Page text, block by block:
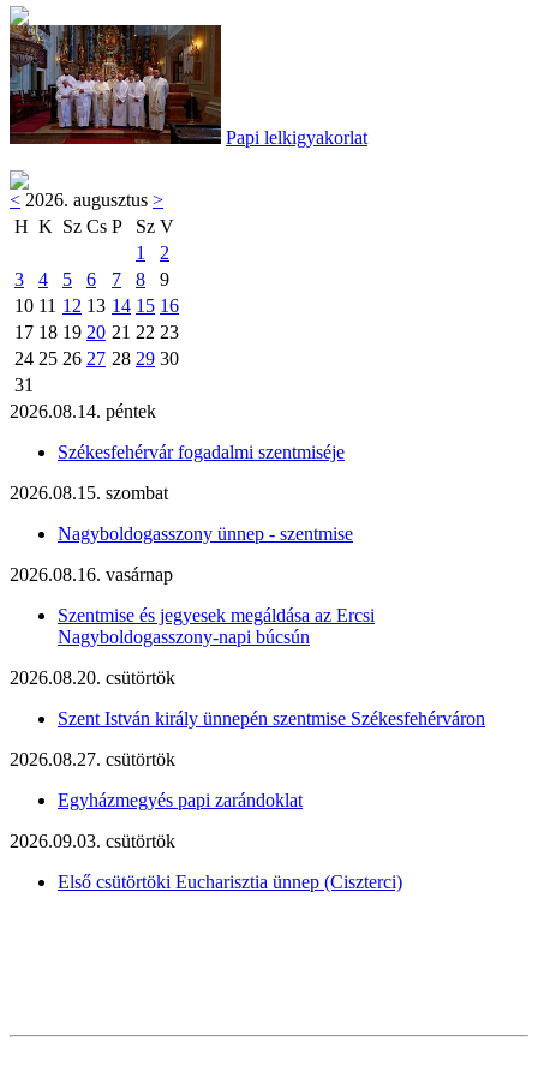
Papi lelkigyakorlat
< 2026. augusztus >
H K Sz Cs P Sz V
1
2
3
4 5 6 7 8
9
10 11 12 13 14 15 16
17 18 19 20 21 22 23
24 25 26 27 28 29 30
31
2026.08.14. péntek
Székesfehérvár fogadalmi szentmiséje
2026.08.15. szombat
Nagyboldogasszony ünnep - szentmise
2026.08.16. vasárnap
Szentmise és jegyesek megáldása az Ercsi
Nagyboldogasszony-napi búcsún
2026.08.20. csütörtök
Szent István király ünnepén szentmise Székesfehérváron
2026.08.27. csütörtök
Egyházmegyés papi zarándoklat
2026.09.03. csütörtök
Első csütörtöki Eucharisztia ünnep (Ciszterci)